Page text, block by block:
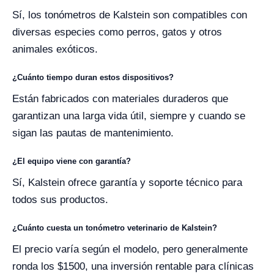
Sí, los tonómetros de Kalstein son compatibles con
diversas especies como perros, gatos y otros
animales exóticos.
¿Cuánto tiempo duran estos dispositivos?
Están fabricados con materiales duraderos que
garantizan una larga vida útil, siempre y cuando se
sigan las pautas de mantenimiento.
¿El equipo viene con garantía?
Sí, Kalstein ofrece garantía y soporte técnico para
todos sus productos.
¿Cuánto cuesta un tonómetro veterinario de Kalstein?
El precio varía según el modelo, pero generalmente
ronda los $1500, una inversión rentable para clínicas